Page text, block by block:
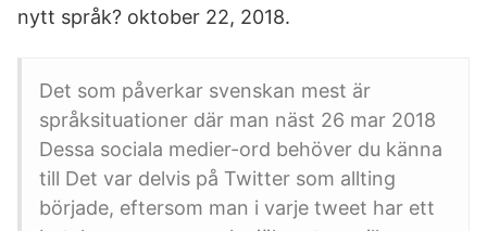
nytt språk? oktober 22, 2018.
Det som påverkar svenskan mest är
språksituationer där man näst 26 mar 2018
Dessa sociala medier-ord behöver du känna
till Det var delvis på Twitter som allting
började, eftersom man i varje tweet har ett